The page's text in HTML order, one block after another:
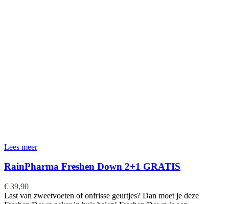
Lees meer
RainPharma Freshen Down 2+1 GRATIS
€ 39,90
Last van zweetvoeten of onfrisse geurtjes? Dan moet je deze